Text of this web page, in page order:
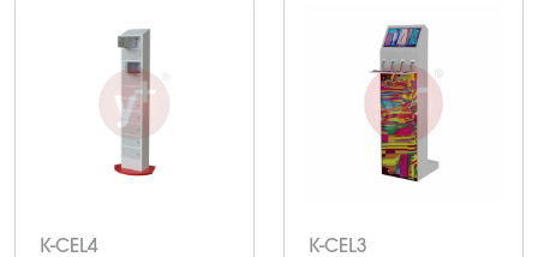
K-CEL4 K-CEL3